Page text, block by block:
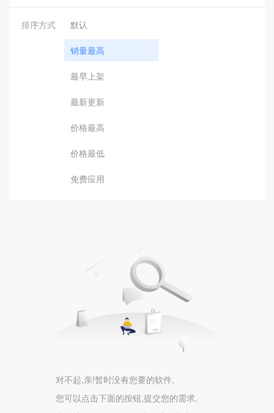
排序方式 默认
销量最高
最早上架
最新更新
价格最高
价格最低
免费应用
对不起,亲!暂时没有您要的软件,
您可以点击下面的按钮,提交您的需求,